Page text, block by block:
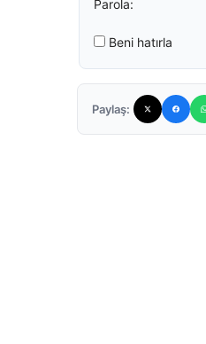
Parola:
Beni hatırla
Paylaş: